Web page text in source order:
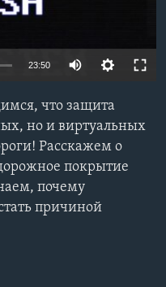
23:50
что защита
но и виртуальных
Расскажем о
покрытие
почему
причиной